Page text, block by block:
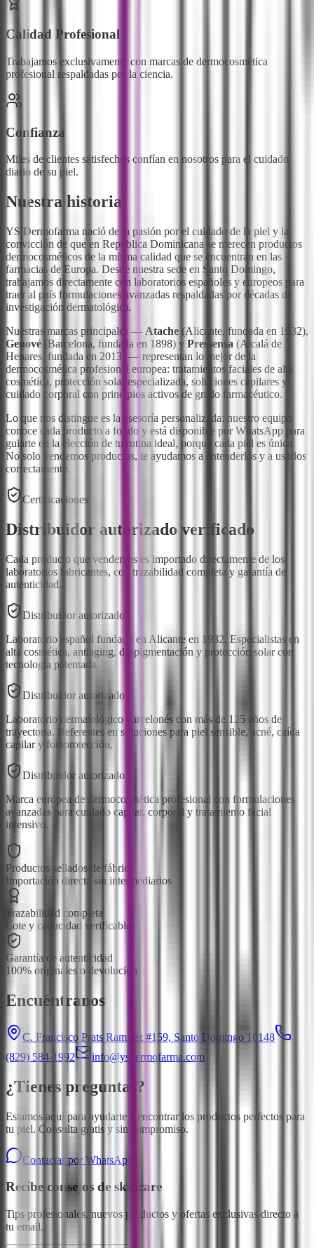
Calidad Profesional
Trabajamos exclusivamente con marcas de dermocosmética
profesional respaldadas por la ciencia.
Confianza
Miles de clientes satisfechos confían en nosotros para el cuidado
diario de su piel.
Nuestra historia
YS Dermofarma nació de la pasión por el cuidado de la piel y la
convicción de que en República Dominicana se merecen productos
dermocosméticos de la misma calidad que se encuentran en las
farmacias de Europa. Desde nuestra sede en Santo Domingo,
trabajamos directamente con laboratorios españoles y europeos para
traer al país formulaciones avanzadas respaldadas por décadas de
investigación dermatológica.
Nuestras marcas principales — Atache (Alicante, fundada en 1932),
Genové (Barcelona, fundada en 1898) y Pressensa (Alcalá de
Henares, fundada en 2013) — representan lo mejor de la
dermocosmética profesional europea: tratamientos faciales de alta
cosmética, protección solar especializada, soluciones capilares y
cuidado corporal con principios activos de grado farmacéutico.
Lo que nos distingue es la asesoría personalizada: nuestro equipo
conoce cada producto a fondo y está disponible por WhatsApp para
guiarte en la elección de tu rutina ideal, porque cada piel es única.
No solo vendemos productos, te ayudamos a entenderlos y a usarlos
correctamente.
Certificaciones
Distribuidor autorizado verificado
Cada producto que vendemos es importado directamente de los
laboratorios fabricantes, con trazabilidad completa y garantía de
autenticidad.
Distribuidor autorizado
Laboratorio español fundado en Alicante en 1932. Especialistas en
alta cosmética, antiaging, despigmentación y protección solar con
tecnología patentada.
Distribuidor autorizado
Laboratorio dermatológico barcelonés con más de 125 años de
trayectoria. Referentes en soluciones para piel sensible, acné, caída
capilar y fotoprotección.
Distribuidor autorizado
Marca europea de dermocosmética profesional con formulaciones
avanzadas para cuidado capilar, corporal y tratamiento facial
intensivo.
Productos sellados de fábrica
Importación directa sin intermediarios
Trazabilidad completa
Lote y caducidad verificables
Garantía de autenticidad
100% originales o devolución
Encuéntranos
C. Francisco Prats Ramírez #159, Santo Domingo 10148
(829) 584-1992
info@ysdermofarma.com
¿Tienes preguntas?
Estamos aquí para ayudarte a encontrar los productos perfectos para
tu piel. Consulta gratis y sin compromiso.
Contactar por WhatsApp
Recibe consejos de skincare
Tips profesionales, nuevos productos y ofertas exclusivas directo a
tu email.